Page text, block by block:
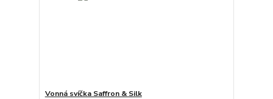
Vonná svíčka Saffron & Silk